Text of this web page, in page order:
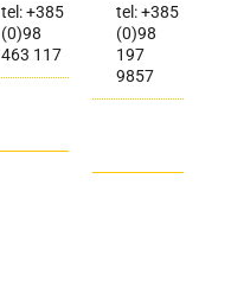
tel: +385
(0)98
463 117
tel: +385
(0)98
197
9857